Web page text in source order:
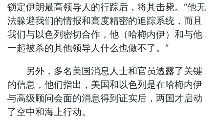
锁定伊朗最高领导人的行踪后，将其击毙。“他无
法躲避我们的情报和高度精密的追踪系统，而且
我们与以色列密切合作，他（哈梅内伊）和与他
一起被杀的其他领导人什么也做不了。”
另外，多名美国消息人士和官员透露了关键
的信息，他们指出，美国和以色列是在哈梅内伊
与高级顾问会面的消息得到证实后，两国才启动
了空中和海上行动。